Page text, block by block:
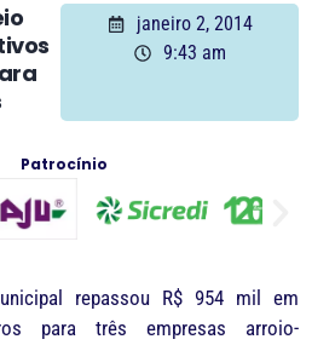
janeiro 2, 2014
9:43 am
Patrocínio
repassou R$ 954 mil em
para três empresas arroio-